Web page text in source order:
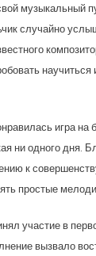
музыкальный
случайно
научиться
игра на
ни одного дня.
к
простые
участие в
вызвало